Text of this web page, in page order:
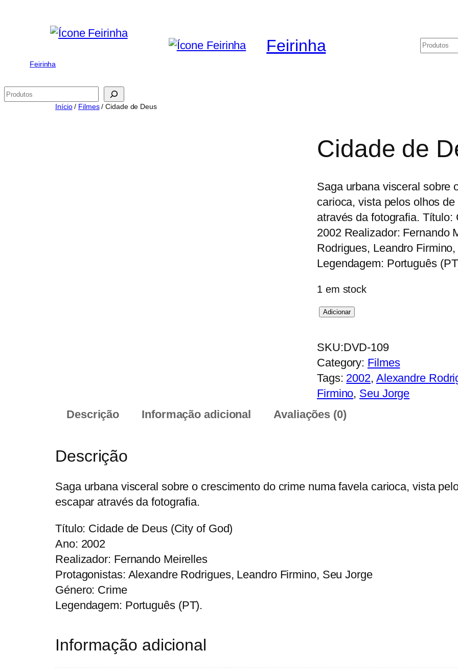
Feirinha
Feirinha
Pesquisar
Início/ Filmes/ Cidade de Deus
Cidade de
Saga urbana visceral sobre
carioca, vista pelos olhos
através da fotografia.
2002 Realizador: Fernando
Rodrigues, Leandro
Legendagem: Português
1 em stock
Q
a
n
t
i
a
e
e
s
Adicionar
SKU:DVD-109
Category: Filmes
Tags: 2002, Alexandre
Firmino, Seu Jorge
Descrição
Informação adicional Avaliações (0)
Descrição
Saga urbana visceral sobre o crescimento do crime numa favela carioca, vista
escapar através da fotografia.
Título: Cidade de Deus (City of God)
Ano: 2002
Realizador: Fernando Meirelles
Protagonistas: Alexandre Rodrigues, Leandro Firmino, Seu Jorge
Género: Crime
Legendagem: Português (PT).
Informação adicional